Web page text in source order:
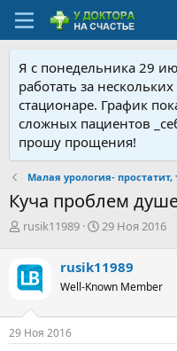
Я с понедельника 29
работать за
стационаре. График
сложных пациентов
прошу прощения!
Малая урология-
Куча проблем
А
о
р
е
м
rusik11989
Д
а
н
ч
29 Ноя 2016
rusik11989
Well-Known Member
29 Ноя 2016